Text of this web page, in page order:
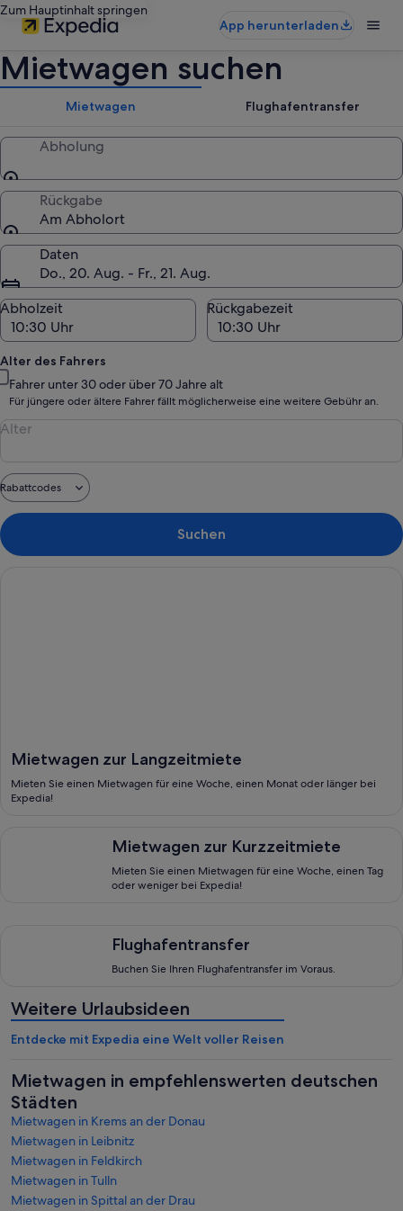
Zum Hauptinhalt springen
App herunterladen
Mietwagen suchen
Mietwagen Flughafentransfer
Abholung
Rückgabe
Am Abholort
Daten
Do., 20. Aug. - Fr., 21. Aug.
Abholzeit
Rückgabezeit
Alter des Fahrers
Fahrer unter 30 oder über 70 Jahre alt
Für jüngere oder ältere Fahrer fällt möglicherweise eine weitere Gebühr an.
Alter
Rabattcodes
Suchen
Mietwagen zur Langzeitmiete
Mieten Sie einen Mietwagen für eine Woche, einen Monat oder länger bei
Expedia!
Mietwagen zur Kurzzeitmiete
Mieten Sie einen Mietwagen für eine Woche, einen Tag
oder weniger bei Expedia!
Flughafentransfer
Buchen Sie Ihren Flughafentransfer im Voraus.
Weitere Urlaubsideen
Entdecke mit Expedia eine Welt voller Reisen
Mietwagen in empfehlenswerten deutschen
Städten
Mietwagen in Krems an der Donau
Mietwagen in Leibnitz
Mietwagen in Feldkirch
Mietwagen in Tulln
Mietwagen in Spittal an der Drau